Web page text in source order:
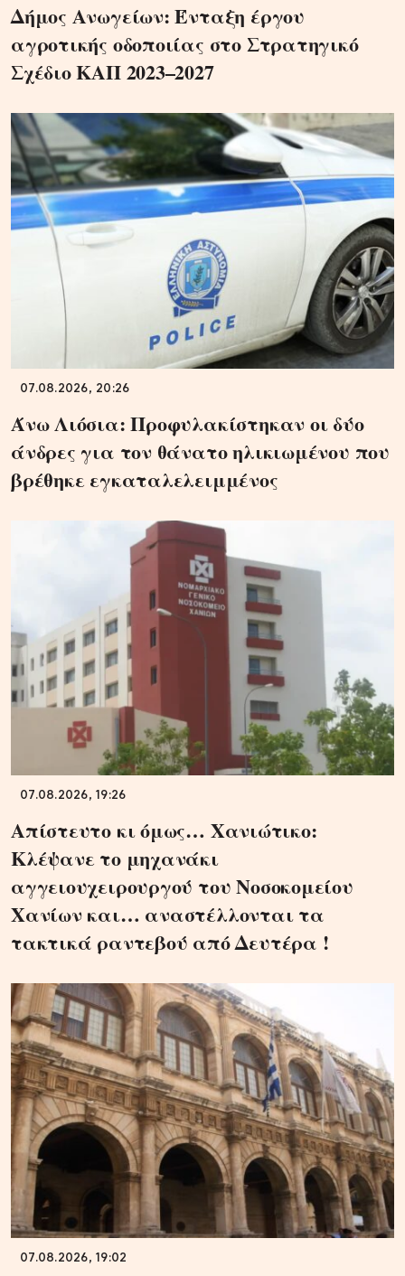
Δήμος Ανωγείων: Ένταξη έργου
αγροτικής οδοποιίας στο Στρατηγικό
Σχέδιο ΚΑΠ 2023–2027
07.08.2026, 20:26
Άνω Λιόσια: Προφυλακίστηκαν οι δύο
άνδρες για τον θάνατο ηλικιωμένου που
βρέθηκε εγκαταλελειμμένος
07.08.2026, 19:26
Απίστευτο κι όμως… Χανιώτικο:
Κλέψανε το μηχανάκι
αγγειουχειρουργού του Νοσοκομείου
Χανίων και… αναστέλλονται τα
τακτικά ραντεβού από Δευτέρα !
07.08.2026, 19:02